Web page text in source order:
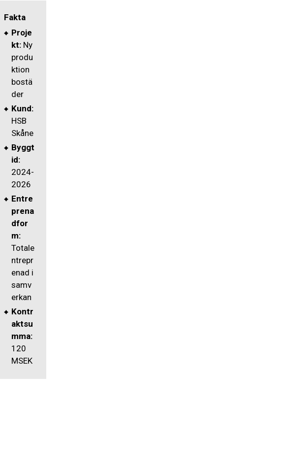
Fakta
Proje
kt: Ny
produ
ktion
bostä
der
Kund:
HSB
Skåne
Byggt
id:
2024-
2026
Entre
prena
dfor
m:
Totale
ntrepr
enad i
samv
erkan
Kontr
aktsu
mma:
120
MSEK